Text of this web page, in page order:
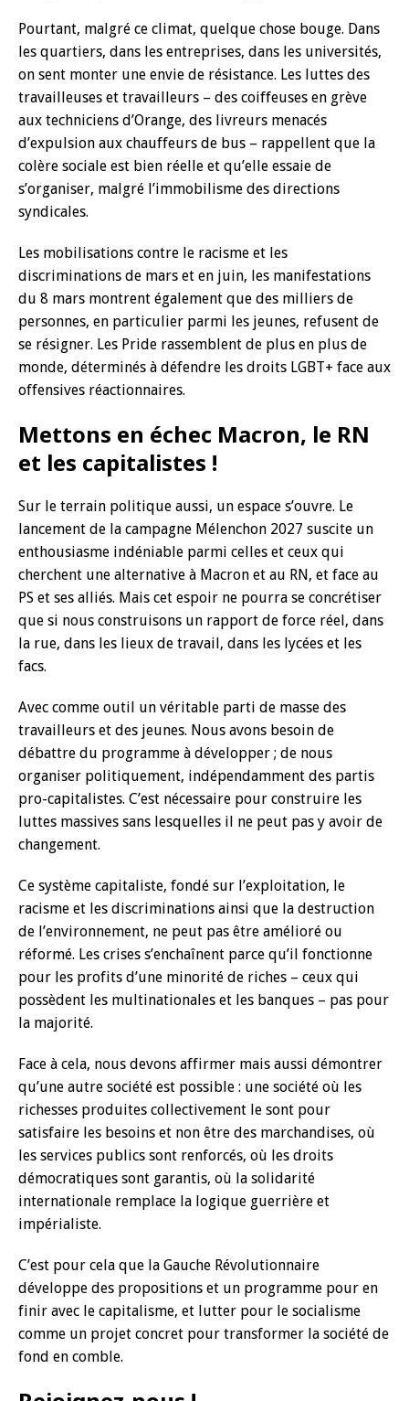
Pourtant, malgré ce climat, quelque chose bouge. Dans
les quartiers, dans les entreprises, dans les universités,
on sent monter une envie de résistance. Les luttes des
travailleuses et travailleurs – des coiffeuses en grève
aux techniciens d’Orange, des livreurs menacés
d’expulsion aux chauffeurs de bus – rappellent que la
colère sociale est bien réelle et qu’elle essaie de
s’organiser, malgré l’immobilisme des directions
syndicales.
Les mobilisations contre le racisme et les
discriminations de mars et en juin, les manifestations
du 8 mars montrent également que des milliers de
personnes, en particulier parmi les jeunes, refusent de
se résigner. Les Pride rassemblent de plus en plus de
monde, déterminés à défendre les droits LGBT+ face aux
offensives réactionnaires.
Mettons en échec Macron, le RN
et les capitalistes !
Sur le terrain politique aussi, un espace s’ouvre. Le
lancement de la campagne Mélenchon 2027 suscite un
enthousiasme indéniable parmi celles et ceux qui
cherchent une alternative à Macron et au RN, et face au
PS et ses alliés. Mais cet espoir ne pourra se concrétiser
que si nous construisons un rapport de force réel, dans
la rue, dans les lieux de travail, dans les lycées et les
facs.
Avec comme outil un véritable parti de masse des
travailleurs et des jeunes. Nous avons besoin de
débattre du programme à développer ; de nous
organiser politiquement, indépendamment des partis
pro-capitalistes. C’est nécessaire pour construire les
luttes massives sans lesquelles il ne peut pas y avoir de
changement.
Ce système capitaliste, fondé sur l’exploitation, le
racisme et les discriminations ainsi que la destruction
de l’environnement, ne peut pas être amélioré ou
réformé. Les crises s’enchaînent parce qu’il fonctionne
pour les profits d’une minorité de riches – ceux qui
possèdent les multinationales et les banques – pas pour
la majorité.
Face à cela, nous devons affirmer mais aussi démontrer
qu’une autre société est possible : une société où les
richesses produites collectivement le sont pour
satisfaire les besoins et non être des marchandises, où
les services publics sont renforcés, où les droits
démocratiques sont garantis, où la solidarité
internationale remplace la logique guerrière et
impérialiste.
C’est pour cela que la Gauche Révolutionnaire
développe des propositions et un programme pour en
finir avec le capitalisme, et lutter pour le socialisme
comme un projet concret pour transformer la société de
fond en comble.